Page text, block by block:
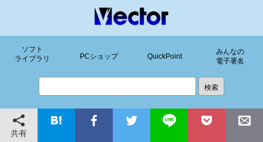
ソフト
ライブラリ
PCショップ QuickPoint
みんなの
電子署名
共有